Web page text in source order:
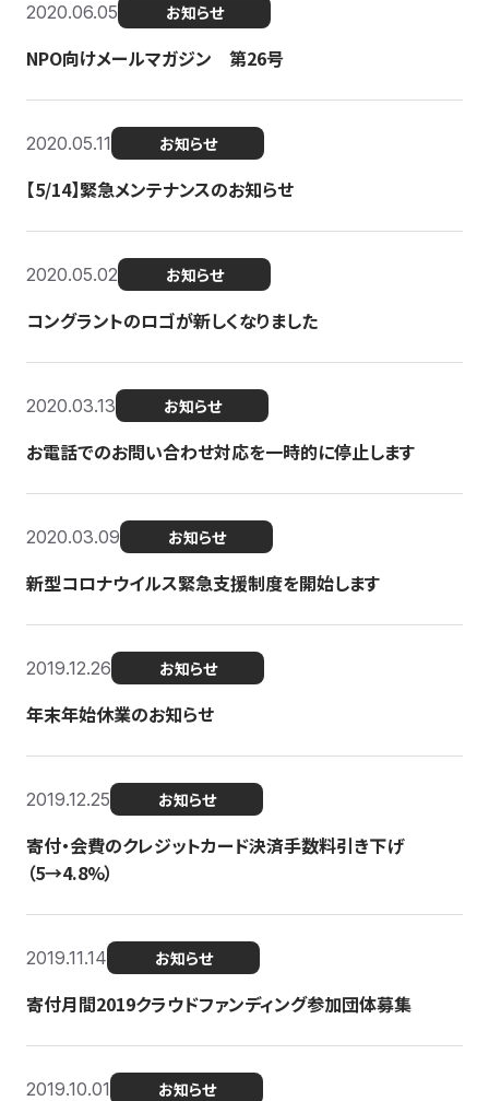
2020.06.05 お知らせ
NPO向けメールマガジン 第26号
2020.05.11 お知らせ
【5/14】緊急メンテナンスのお知らせ
2020.05.02 お知らせ
コングラントのロゴが新しくなりました
2020.03.13 お知らせ
お電話でのお問い合わせ対応を一時的に停止します
2020.03.09 お知らせ
新型コロナウイルス緊急支援制度を開始します
2019.12.26 お知らせ
年末年始休業のお知らせ
2019.12.25 お知らせ
寄付・会費のクレジットカード決済手数料引き下げ
（5→4.8%）
2019.11.14 お知らせ
寄付月間2019クラウドファンディング参加団体募集
2019.10.01 お知らせ